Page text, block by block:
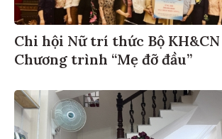
Chi hội Nữ trí thức Bộ
Chương trình “Mẹ đỡ đầu”